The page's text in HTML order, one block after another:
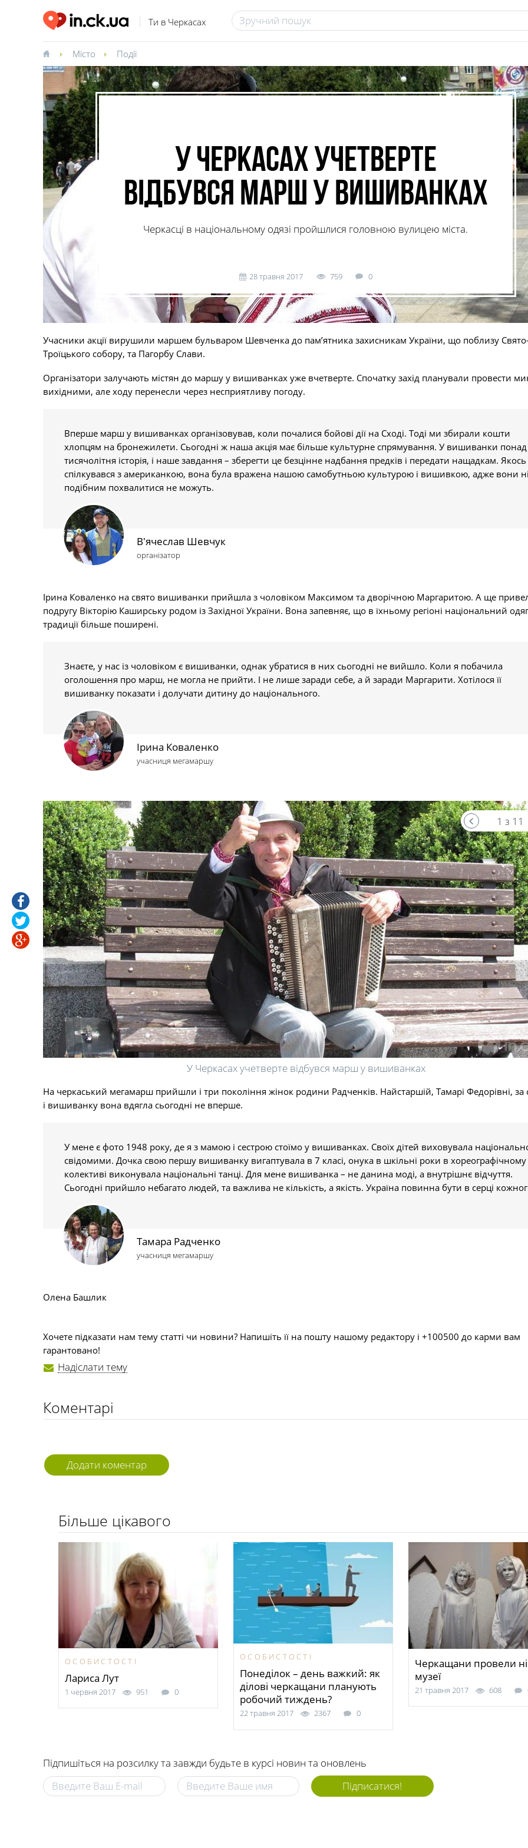
Ти в Черкасах
Місто Події
У Черкасах учетверте
відбувся марш у вишиванках
Черкасці в національному одязі пройшлися головною вулицею міста.
28 травня 2017 759 0
Учасники акції вирушили маршем бульваром Шевченка до пам’ятника захисникам України, що поблизу
Троїцького собору, та Пагорбу Слави.
Організатори залучають містян до маршу у вишиванках уже вчетверте. Спочатку захід планували провести
вихідними, але ходу перенесли через несприятливу погоду.
Вперше марш у вишиванках організовував, коли почалися бойові дії на Сході. Тоді ми збирали кошти
хлопцям на бронежилети. Сьогодні ж наша акція має більше культурне спрямування. У вишиванки понад
тисячолітня історія, і наше завдання – зберегти це безцінне надбання предків і передати нащадкам. Якось
спілкувався з американкою, вона була вражена нашою самобутньою культурою і вишивкою, адже вони
подібним похвалитися не можуть.
В'ячеслав Шевчук
організатор
Ірина Коваленко на свято вишиванки прийшла з чоловіком Максимом та дворічною Маргаритою. А ще
подругу Вікторію Каширську родом із Західної України. Вона запевняє, що в їхньому регіоні національний одяг
традиції більше поширені.
Знаєте, у нас із чоловіком є вишиванки, однак убратися в них сьогодні не вийшло. Коли я побачила
оголошення про марш, не могла не прийти. І не лише заради себе, а й заради Маргарити. Хотілося її
вишиванку показати і долучати дитину до національного.
Ірина Коваленко
учасниця мегамаршу
У Черкасах учетверте відбувся марш у вишиванках
1 з 11
На черкаський мегамарш прийшли і три покоління жінок родини Радченків. Найстаршій, Тамарі Федорівні, за
і вишиванку вона вдягла сьогодні не вперше.
У мене є фото 1948 року, де я з мамою і сестрою стоїмо у вишиванках. Своїх дітей виховувала
свідомими. Дочка свою першу вишиванку вигаптувала в 7 класі, онука в шкільні роки в хореографічному
колективі виконувала національні танці. Для мене вишиванка – не данина моді, а внутрішнє відчуття.
Сьогодні прийшло небагато людей, та важлива не кількість, а якість. Україна повинна бути в серці
Тамара Радченко
учасниця мегамаршу
Олена Башлик
Хочете підказати нам тему статті чи новини? Напишіть її на пошту нашому редактору і +100500 до карми вам
гарантовано!
Надіслати тему
Коментарі
Додати коментар
Більше цікавого
ОСОБИСТОСТІ
Лариса Лут
1 червня 2017 951 0
ОСОБИСТОСТІ
Понеділок – день важкий: як
ділові черкащани планують
робочий тиждень?
22 травня 2017 2367 0
Черкащани провели
музеї
21 травня 2017 608
Підпишіться на розсилку та завжди будьте в курсі новин та оновлень
Підписатися!